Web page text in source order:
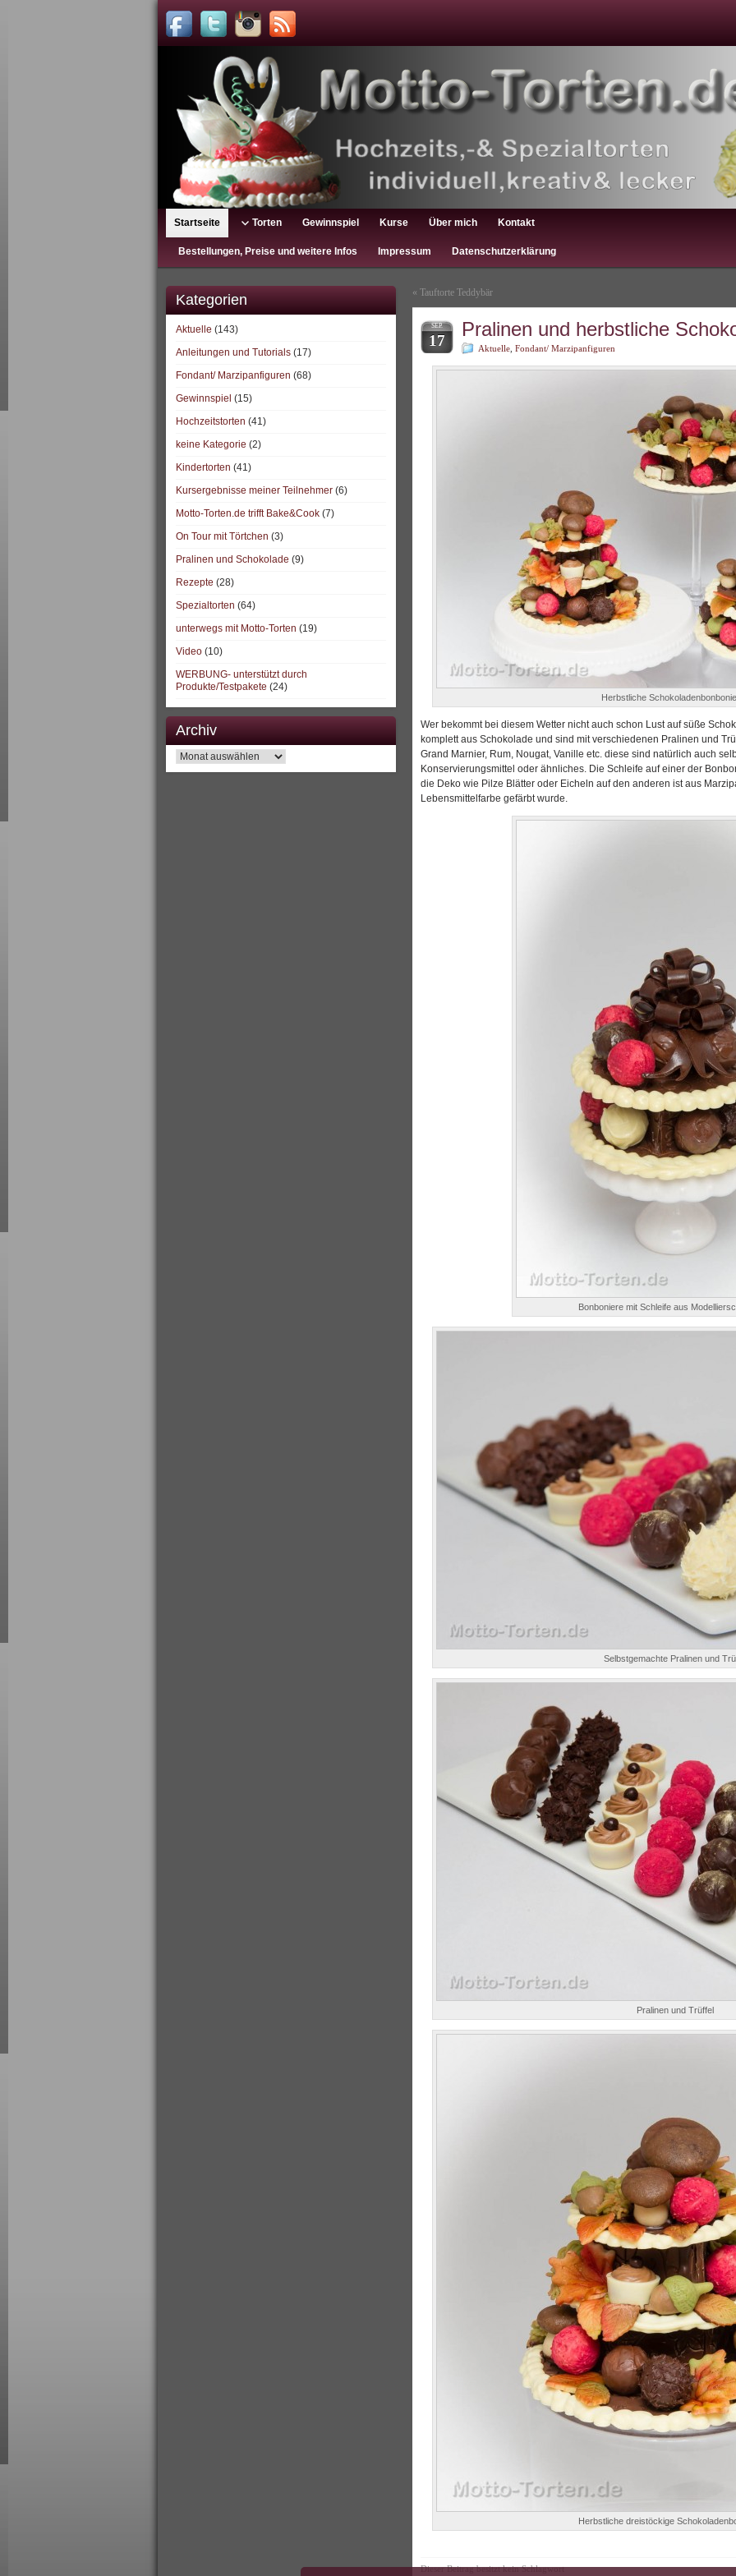
Startseite Torten Gewinnspiel Kurse Über mich Kontakt
Bestellungen, Preise und weitere Infos Impressum Datenschutzerklärung
Kategorien
Aktuelle (143)
Anleitungen und Tutorials (17)
Fondant/ Marzipanfiguren (68)
Gewinnspiel (15)
Hochzeitstorten (41)
keine Kategorie (2)
Kindertorten (41)
Kursergebnisse meiner Teilnehmer (6)
Motto-Torten.de trifft Bake&Cook (7)
On Tour mit Törtchen (3)
Pralinen und Schokolade (9)
Rezepte (28)
Spezialtorten (64)
unterwegs mit Motto-Torten (19)
Video (10)
WERBUNG- unterstützt durch
Produkte/Testpakete (24)
Archiv
Archiv
« Tauftorte Teddybär
SEP.
17
Pralinen und herbstliche
Aktuelle Fondant/ Marzipanfiguren
Herbstliche
Wer bekommt bei diesem Wetter nicht auch schon Lust auf süße
komplett aus Schokolade und sind mit verschiedenen Pralinen und
Grand Marnier, Rum, Nougat, Vanille etc. diese sind natürlich auch
Konservierungsmittel oder ähnliches. Die Schleife auf einer der
die Deko wie Pilze Blätter oder Eicheln auf den anderen ist aus
Lebensmittelfarbe gefärbt wurde.
Bonboniere mit Schleife aus
Selbstgemachte Pralinen und
Pralinen und Trüffel
Herbstliche dreistöckige
Dieser Beitrag besitzt kein Schlagwort